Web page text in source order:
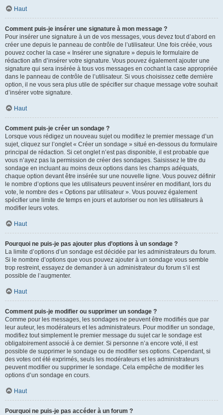
Haut
Comment puis-je insérer une signature à mon message ?
Pour insérer une signature à un de vos messages, vous devez tout d’abord en
créer une depuis le panneau de contrôle de l’utilisateur. Une fois créée, vous
pouvez cocher la case « Insérer une signature » depuis le formulaire de
rédaction afin d’insérer votre signature. Vous pouvez également ajouter une
signature qui sera insérée à tous vos messages en cochant la case appropriée
dans le panneau de contrôle de l’utilisateur. Si vous choisissez cette dernière
option, il ne vous sera plus utile de spécifier sur chaque message votre souhait
d’insérer votre signature.
Haut
Comment puis-je créer un sondage ?
Lorsque vous rédigez un nouveau sujet ou modifiez le premier message d’un
sujet, cliquez sur l’onglet « Créer un sondage » situé en-dessous du formulaire
principal de rédaction. Si cet onglet n’est pas disponible, il est probable que
vous n’ayez pas la permission de créer des sondages. Saisissez le titre du
sondage en incluant au moins deux options dans les champs adéquats,
chaque option devant être insérée sur une nouvelle ligne. Vous pouvez définir
le nombre d’options que les utilisateurs peuvent insérer en modifiant, lors du
vote, le nombre des « Options par utilisateur ». Vous pouvez également
spécifier une limite de temps en jours et autoriser ou non les utilisateurs à
modifier leurs votes.
Haut
Pourquoi ne puis-je pas ajouter plus d’options à un sondage ?
La limite d’options d’un sondage est décidée par les administrateurs du forum.
Si le nombre d’options que vous pouvez ajouter à un sondage vous semble
trop restreint, essayez de demander à un administrateur du forum s’il est
possible de l’augmenter.
Haut
Comment puis-je modifier ou supprimer un sondage ?
Comme pour les messages, les sondages ne peuvent être modifiés que par
leur auteur, les modérateurs et les administrateurs. Pour modifier un sondage,
modifiez tout simplement le premier message du sujet car le sondage est
obligatoirement associé à ce dernier. Si personne n’a encore voté, il est
possible de supprimer le sondage ou de modifier ses options. Cependant, si
des votes ont été exprimés, seuls les modérateurs et les administrateurs
peuvent modifier ou supprimer le sondage. Cela empêche de modifier les
options d’un sondage en cours.
Haut
Pourquoi ne puis-je pas accéder à un forum ?